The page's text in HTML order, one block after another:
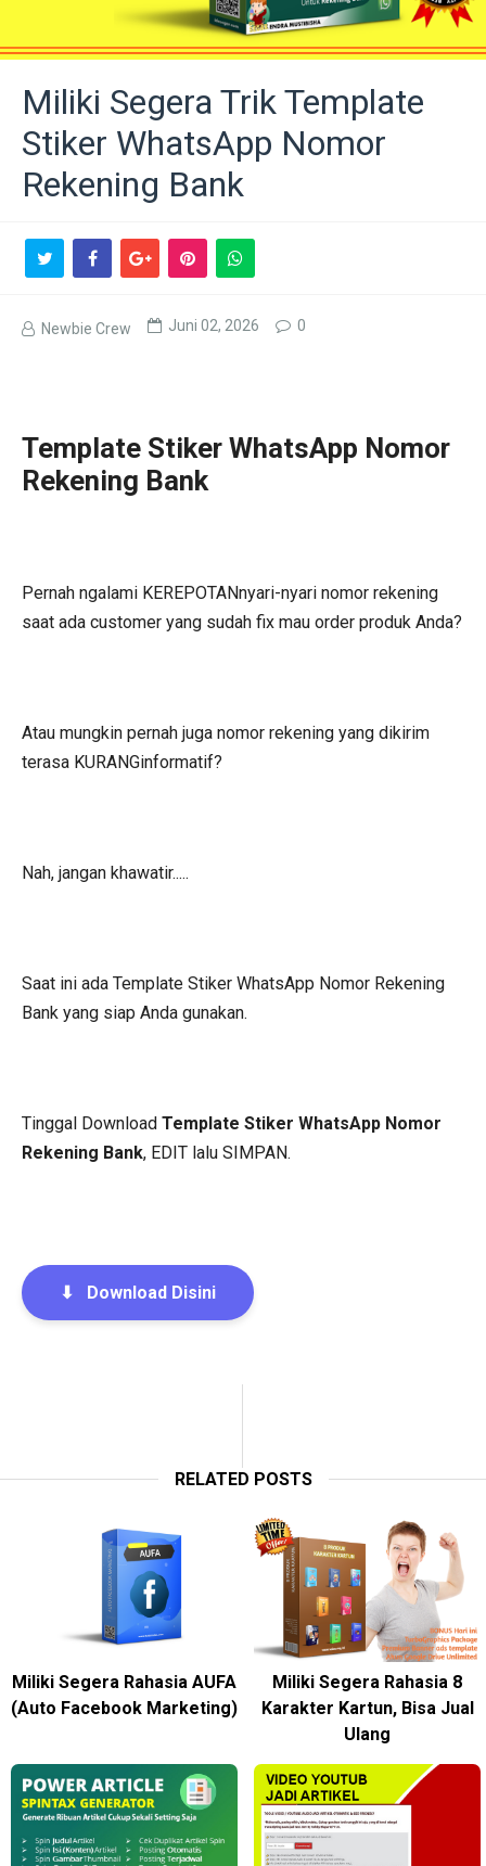
Miliki Segera Trik Template
Stiker WhatsApp Nomor
Rekening Bank
Newbie Crew Juni 02, 2026 0
Template Stiker WhatsApp Nomor
Rekening Bank
Pernah ngalami KEREPOTANnyari-nyari nomor rekening
saat ada customer yang sudah fix mau order produk Anda?
Atau mungkin pernah juga nomor rekening yang dikirim
terasa KURANGinformatif?
Nah, jangan khawatir.....
Saat ini ada Template Stiker WhatsApp Nomor Rekening
Bank yang siap Anda gunakan.
Tinggal Download Template Stiker WhatsApp Nomor
Rekening Bank, EDIT lalu SIMPAN.
⬇ Download Disini
RELATED POSTS
Miliki Segera Rahasia AUFA
(Auto Facebook Marketing)
Miliki Segera Rahasia 8
Karakter Kartun, Bisa Jual
Ulang